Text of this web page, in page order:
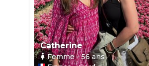
Catherine
Femme- 56ans